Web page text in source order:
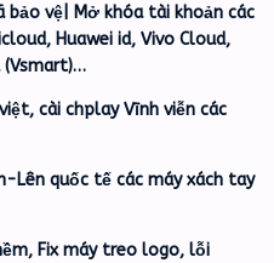
bảo vệ| Mở khóa tài khoản các
Huawei id, Vivo Cloud,
(Vsmart)…
cài chplay Vĩnh viễn các
Lên quốc tế các máy xách tay
Fix máy treo logo, lỗi